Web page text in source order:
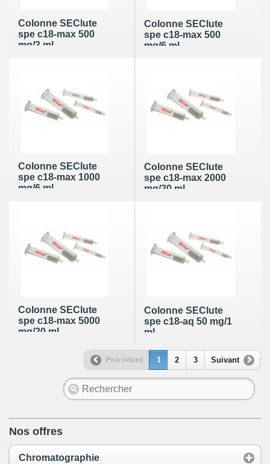
Colonne SEClute
spe c18-max 500
mg/3 ml
Colonne SEClute
spe c18-max 500
mg/6 ml
Colonne SEClute
spe c18-max 1000
mg/6 ml
Colonne SEClute
spe c18-max 2000
mg/20 ml
Colonne SEClute
spe c18-max 5000
mg/20 ml
Colonne SEClute
spe c18-aq 50 mg/1
ml
Précédent 1 2 3 Suivant
Nos offres
Chromatographie